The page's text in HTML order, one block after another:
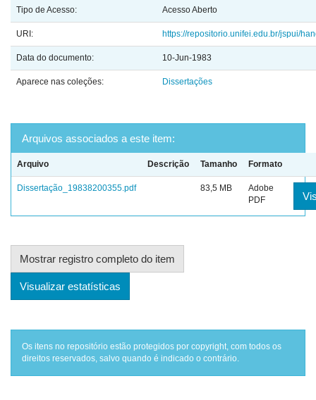
Tipo de Acesso: Acesso Aberto
URI: https://repositorio.unifei.edu.br/jspui/
Data do documento: 10-Jun-1983
Aparece nas coleções: Dissertações
Arquivos associados a este item:
Arquivo Descrição Tamanho Formato
Dissertação_19838200355.pdf 83,5 MB
Adobe
PDF
Mostrar registro completo do item
Visualizar estatísticas
Os itens no repositório estão protegidos por copyright, com todos os
direitos reservados, salvo quando é indicado o contrário.